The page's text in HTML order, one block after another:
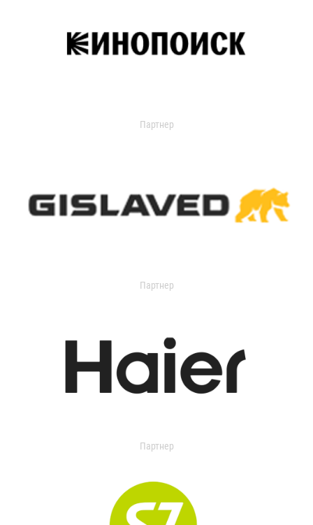
Партнер
Партнер
Партнер